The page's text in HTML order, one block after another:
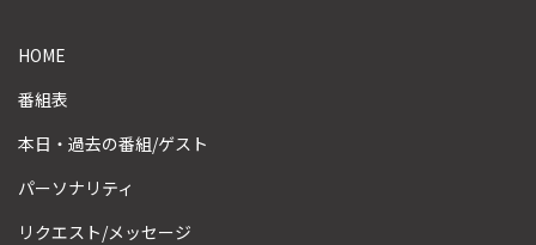
HOME
番組表
本日・過去の番組/ゲスト
パーソナリティ
リクエスト/メッセージ